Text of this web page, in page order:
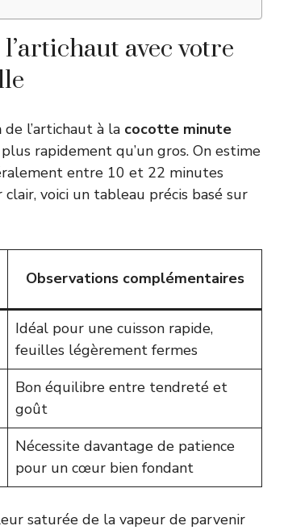
avec votre
de l’artichaut à la cocotte minute
rapidement qu’un gros. On estime
entre 10 et 22 minutes
voici un tableau précis basé sur
Observations complémentaires
Idéal pour une cuisson rapide,
feuilles légèrement fermes
Bon équilibre entre tendreté et
goût
Nécessite davantage de patience
pour un cœur bien fondant
saturée de la vapeur de parvenir